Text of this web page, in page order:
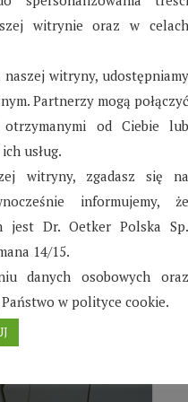
„Wiedza jest
do niej
i doskonale
angielski”
witrynie oraz w celach
witryny, udostępniamy
Partnerzy mogą połączyć
od Ciebie lub
usług.
witryny, zgadasz się na
informujemy, że
jest Dr. Oetker Polska Sp.
14/15.
danych osobowych oraz
w polityce cookie.